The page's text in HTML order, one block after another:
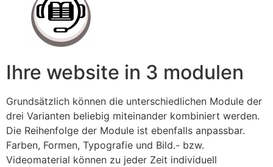
Ihre website in 3 modulen
Grundsätzlich können die unterschiedlichen Module der
drei Varianten beliebig miteinander kombiniert werden.
Die Reihenfolge der Module ist ebenfalls anpassbar.
Farben, Formen, Typografie und Bild.- bzw.
Videomaterial können zu jeder Zeit individuell